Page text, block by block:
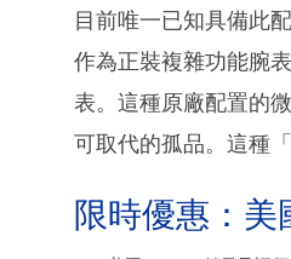
目前唯一已知具備此
作為正裝複雜功能腕
表。這種原廠配置的
可取代的孤品。這種
限時優惠：美